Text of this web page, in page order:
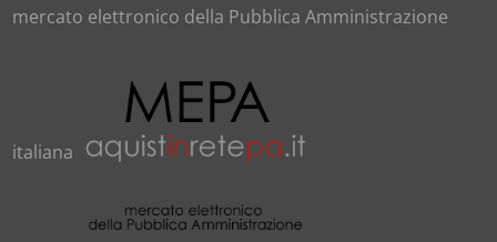
mercato elettronico della Pubblica Amministrazione
italiana